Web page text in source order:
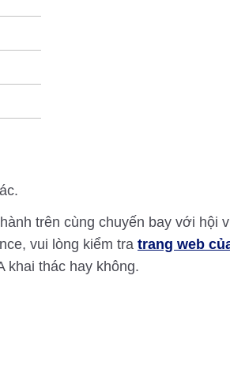
trên cùng chuyến bay với hội
vui lòng kiểm tra trang web
khai thác hay không.